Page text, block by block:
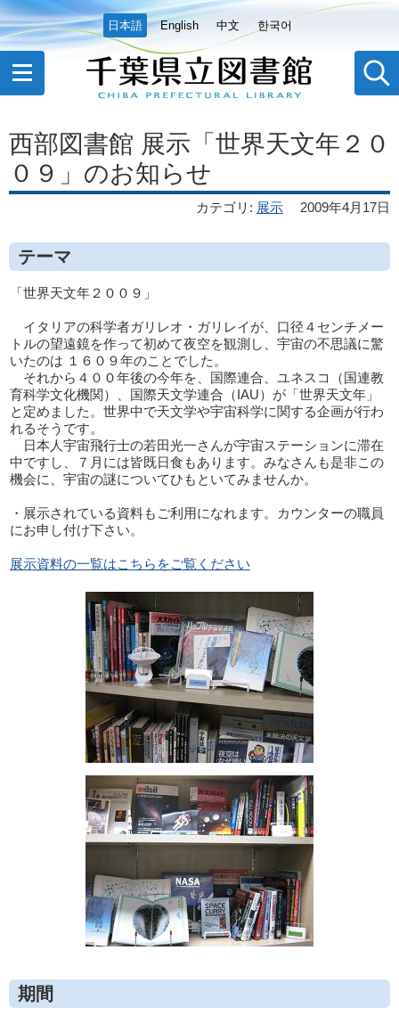
日本語 English 中文 한국어
西部図書館 展示「世界天文年２０
０９」のお知らせ
カテゴリ : 展示 2009年4月17日
テーマ
「世界天文年２００９」
イタリアの科学者ガリレオ・ガリレイが、口径４センチメー
トルの望遠鏡を作って初めて夜空を観測し、宇宙の不思議に驚
いたのは １６０９年のことでした。
それから４００年後の今年を、国際連合、ユネスコ（国連教
育科学文化機関）、国際天文学連合（IAU）が「世界天文年」
と定めました。世界中で天文学や宇宙科学に関する企画が行わ
れるそうです。
日本人宇宙飛行士の若田光一さんが宇宙ステーションに滞在
中ですし、７月には皆既日食もあります。みなさんも是非この
機会に、宇宙の謎についてひもといてみませんか。
・展示されている資料もご利用になれます。カウンターの職員
にお申し付け下さい。
展示資料の一覧はこちらをご覧ください
期間